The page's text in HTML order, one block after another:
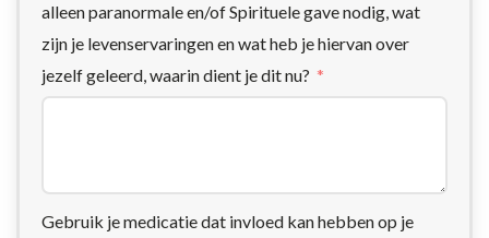
alleen paranormale en/of Spirituele gave nodig, wat
zijn je levenservaringen en wat heb je hiervan over
jezelf geleerd, waarin dient je dit nu?
Gebruik je medicatie dat invloed kan hebben op je